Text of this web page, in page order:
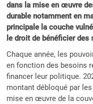
dans la mise en œuvre
durable notamment en
principale la couche
le droit de bénéficier
Chaque année, les
en fonction des besoins
financer leur politique.
montant débloqué par
mise en œuvre de la